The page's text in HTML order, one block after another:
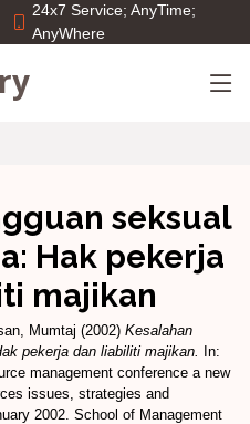
24x7 Service; AnyTime;
AnyWhere
seksual
Hak pekerja
majikan
Mumtaj (2002) Kesalahan
pekerja dan liabiliti majikan.
In:
management conference a new
issues, strategies and
2002. School of Management